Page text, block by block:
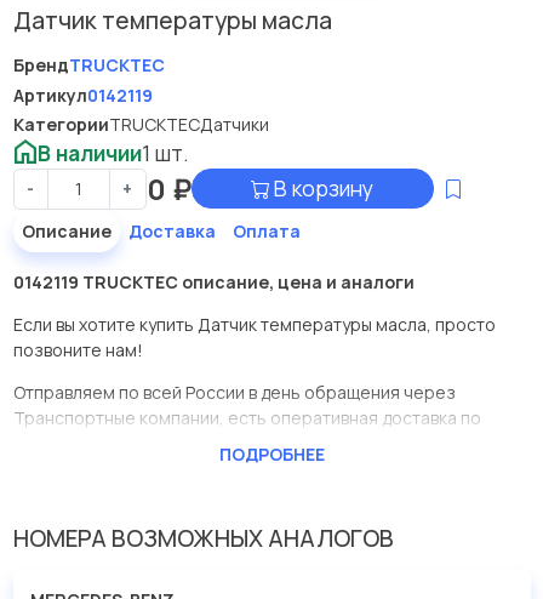
Датчик температуры масла
БрендTRUCKTEC
Артикул0142119
КатегорииTRUCKTECДатчики
В наличии1 шт.
- + 0 ₽ В корзину
Описание Доставка Оплата
0142119 TRUCKTEC описание, цена и аналоги
Если вы хотите купить Датчик температуры масла, просто
позвоните нам!
Отправляем по всей России в день обращения через
Транспортные компании, есть оперативная доставка по
У данной детали есть аналоги с номерами, убедитесь сами.
ПОДРОБНЕЕ
НОМЕРА ВОЗМОЖНЫХ АНАЛОГОВ